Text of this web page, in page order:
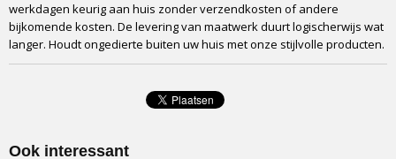
DPD
Onderhoud
Uitwasbaar in beddensloop op 40 graden.
Ja, banen inkorten dmv schaar, Knip de kunststof baan korter
werkdagen keurig aan huis zonder verzendkosten of andere
bijkomende kosten. De levering van maatwerk duurt logischerwijs wat
langer. Houdt ongedierte buiten uw huis met onze stijlvolle producten.
Ook interessant